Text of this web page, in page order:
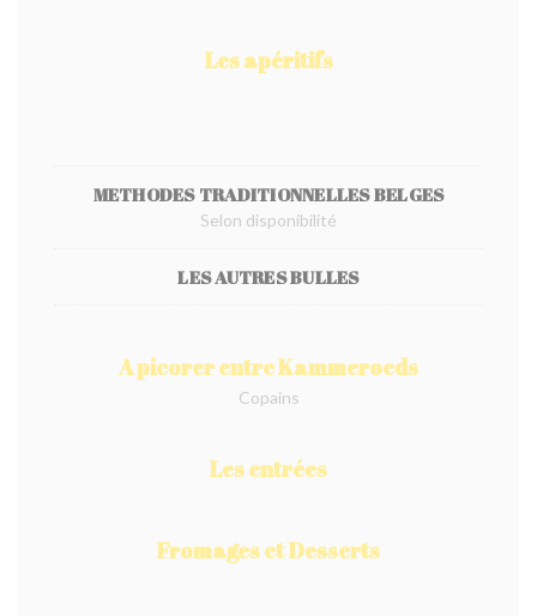
Les apéritifs
METHODES TRADITIONNELLES BELGES
Selon disponibilité
LES AUTRES BULLES
A picorer entre Kammeroeds
Copains
Les entrées
Fromages et Desserts